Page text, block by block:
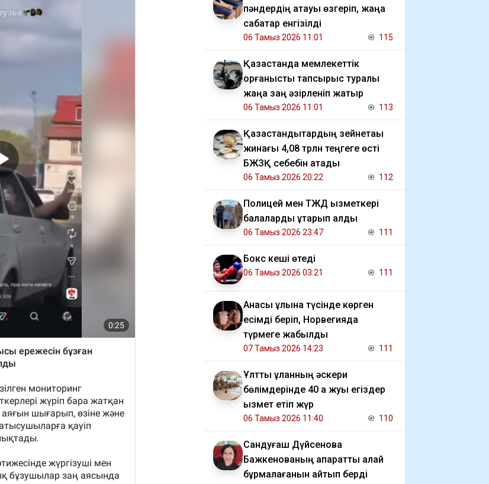
пәндердің атауы өзгеріп, жаңа
сабақтар енгізілді
06 Тамыз 2026 11:01 115
Қазақстанда мемлекеттік
қорғаныстық тапсырыс туралы
жаңа заң әзірленіп жатыр
06 Тамыз 2026 11:01 113
Қазақстандықтардың зейнетақы
жинағы 4,08 трлн теңгеге өсті
БЖЗҚ себебін атады
06 Тамыз 2026 20:22 112
Полицей мен ТЖД қызметкері
балаларды құтқарып қалды
06 Тамыз 2026 23:47 111
Бокс кеші өтеді
06 Тамыз 2026 03:21 111
Анасы ұлына түсінде көрген
есімді беріп, Норвегияда
түрмеге жабылды
07 Тамыз 2026 14:23 111
Ұлттық ұланның әскери
бөлімдерінде 40 қа жуық егіздер
қызмет етіп жүр
06 Тамыз 2026 11:40 110
Сандуғаш Дүйсенова
Бажкенованың ақпаратты қалай
бұрмалағанын айтып берді